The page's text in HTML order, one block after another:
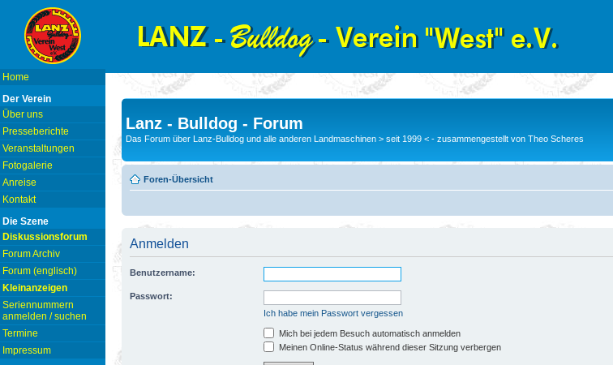
Home
Der Verein
Über uns
Presseberichte
Veranstaltungen
Fotogalerie
Anreise
Kontakt
Die Szene
Diskussionsforum
Forum Archiv
Forum (englisch)
Kleinanzeigen
Seriennummern
anmelden / suchen
Termine
Impressum
Lanz - Bulldog - Forum
Das Forum über Lanz-Bulldog und alle anderen Landmaschinen > seit 1999 < - zusammengestellt von Theo Scheres
Foren-Übersicht
Anmelden
Benutzername:
Passwort:
Ich habe mein Passwort vergessen
Mich bei jedem Besuch automatisch anmelden
Meinen Online-Status während dieser Sitzung verbergen